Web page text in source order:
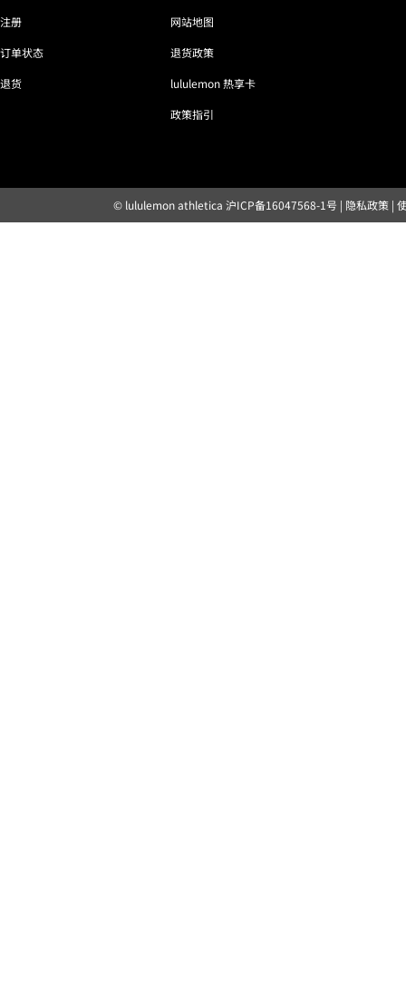
注册
订单状态
退货
网站地图
退货政策
lululemon 热享卡
政策指引
© lululemon athletica 沪ICP备16047568-1号 | 隐私政策|